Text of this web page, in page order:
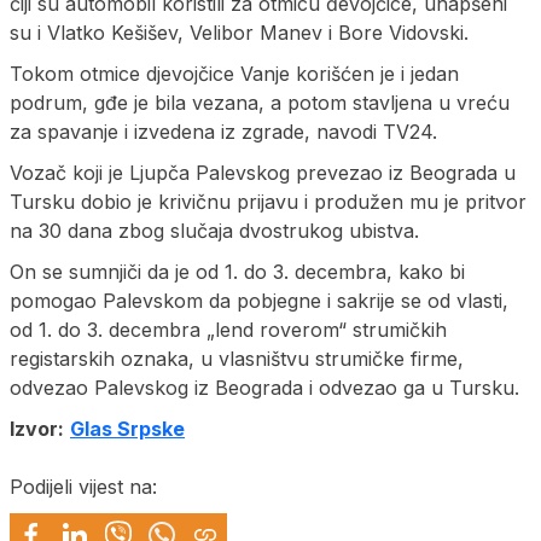
su i Vlatko Kešišev, Velibor Manev i Bore Vidovski.
Tokom otmice djevojčice Vanje korišćen je i jedan
podrum, gđe je bila vezana, a potom stavljena u vreću
za spavanje i izvedena iz zgrade, navodi TV24.
Vozač koji je Ljupča Palevskog prevezao iz Beograda u
Tursku dobio je krivičnu prijavu i produžen mu je pritvor
na 30 dana zbog slučaja dvostrukog ubistva.
On se sumnjiči da je od 1. do 3. decembra, kako bi
pomogao Palevskom da pobjegne i sakrije se od vlasti,
od 1. do 3. decembra „lend roverom“ strumičkih
registarskih oznaka, u vlasništvu strumičke firme,
odvezao Palevskog iz Beograda i odvezao ga u Tursku.
Izvor: Glas Srpske
Podijeli vijest na: